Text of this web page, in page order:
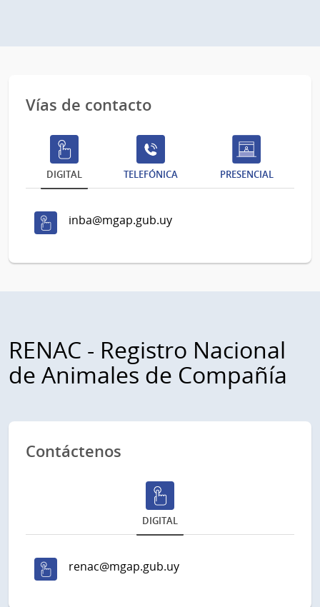
Vías de contacto
DIGITAL TELEFÓNICA PRESENCIAL
inba@mgap.gub.uy
RENAC - Registro Nacional
de Animales de Compañía
Contáctenos
DIGITAL
renac@mgap.gub.uy